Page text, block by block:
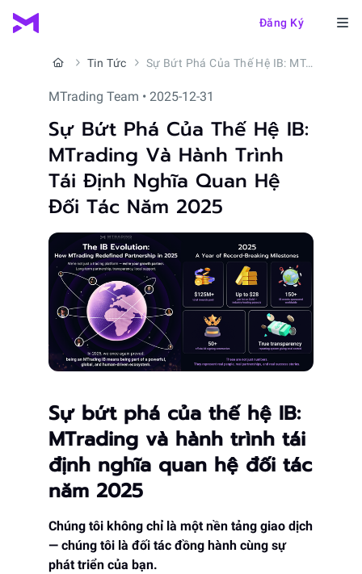
Đăng Ký
Tin Tức Sự Bứt Phá Của Thế Hệ IB: MTrading Và Hành Trình Tái Định Nghĩa Quan Hệ Đối Tác Năm 2025
MTrading Team • 2025-12-31
Sự Bứt Phá Của Thế Hệ IB:
MTrading Và Hành Trình
Tái Định Nghĩa Quan Hệ
Đối Tác Năm 2025
Sự bứt phá của thế hệ IB:
MTrading và hành trình tái
định nghĩa quan hệ đối tác
năm 2025
Chúng tôi không chỉ là một nền tảng giao dịch
— chúng tôi là đối tác đồng hành cùng sự
phát triển của bạn.